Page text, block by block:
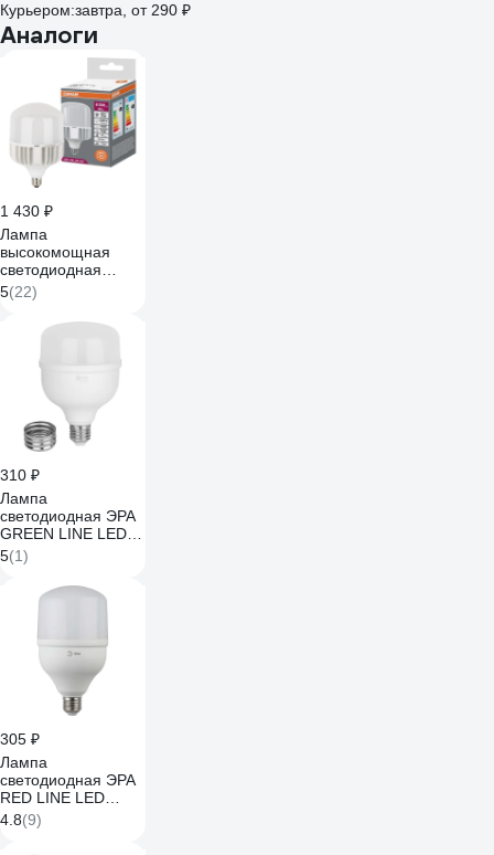
Курьером:завтра, от 290 ₽
Аналоги
1 430 ₽
Лампа
высокомощная
светодиодная
OSRAM LED HW T,
6500лм, 65Вт
(замена 650Вт),
4000К, E27/E40
4099854121531
5(22)
310 ₽
Лампа
светодиодная ЭРА
GREEN LINE LED
POWER T100-50W-
840-E27/E40 GL
Е27/Е40 50 Вт
колокол яркий
Б0067034
5(1)
305 ₽
Лампа
светодиодная ЭРА
RED LINE LED
POWER
T10050W4000E27/E40
4.8(9)